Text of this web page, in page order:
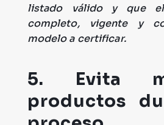
listado válido y que
completo, vigente y
modelo a certificar.
5. Evita
productos